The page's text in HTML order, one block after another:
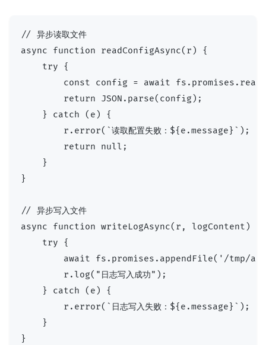
// 异步读取文件
async function readConfigAsync(r) {
    try {
const config = await
        return JSON.parse(config);
    } catch (e) {
        r.error(`读取配置失败：${e.message}`);
        return null;
    }
}
// 异步写入文件
async function writeLogAsync(r, logContent) {
    try {
await fs.promises.appendFile('/tmp/
        r.log("日志写入成功");
    } catch (e) {
        r.error(`日志写入失败：${e.message}`);
    }